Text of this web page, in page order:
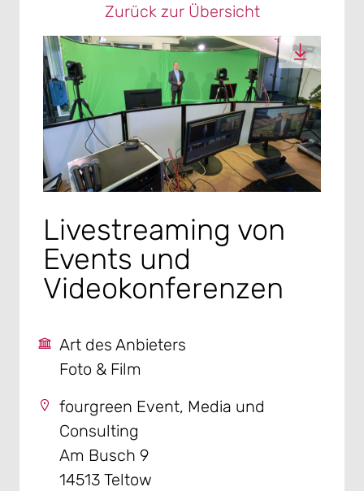
Zurück zur Übersicht
Livestreaming von
Events und
Videokonferenzen
Art des Anbieters
Foto & Film
fourgreen Event, Media und
Consulting
Am Busch 9
14513 Teltow